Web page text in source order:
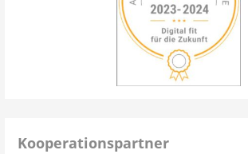
Kooperationspartner